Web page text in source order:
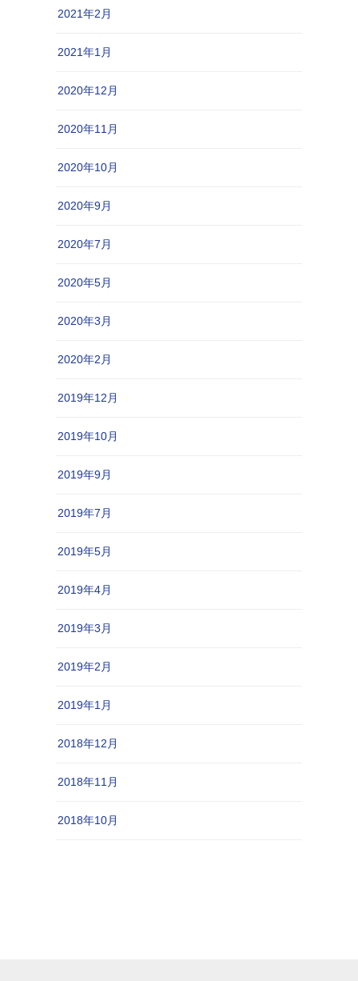
2021年2月
2021年1月
2020年12月
2020年11月
2020年10月
2020年9月
2020年7月
2020年5月
2020年3月
2020年2月
2019年12月
2019年10月
2019年9月
2019年7月
2019年5月
2019年4月
2019年3月
2019年2月
2019年1月
2018年12月
2018年11月
2018年10月